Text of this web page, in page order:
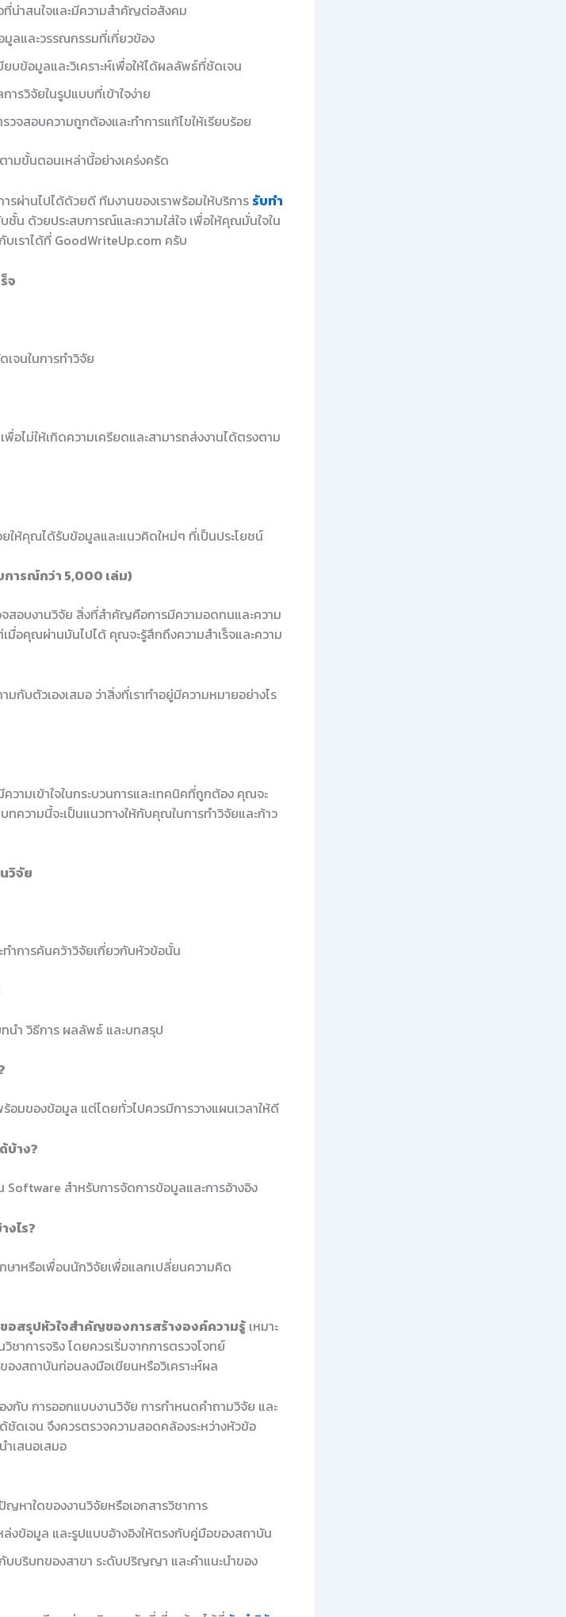
ที่น่าสนใจและมีความสำคัญต่อสังคม
มูลและวรรณกรรมที่เกี่ยวข้อง
ยบข้อมูลและวิเคราะห์เพื่อให้ได้ผลลัพธ์ที่ชัดเจน
ารวิจัยในรูปแบบที่เข้าใจง่าย
รวจสอบความถูกต้องและทำการแก้ไขให้เรียบร้อย
ามขั้นตอนเหล่านี้อย่างเคร่งครัด
ผ่านไปได้ด้วยดี ทีมงานของเราพร้อมให้บริการ รับทำ
ชั้น ด้วยประสบการณ์และความใส่ใจ เพื่อให้คุณมั่นใจใน
ราได้ที่ GoodWriteUp.com ครับ
จ
จนในการทำวิจัย
อไม่ให้เกิดความเครียดและสามารถส่งงานได้ตรงตาม
ให้คุณได้รับข้อมูลและแนวคิดใหม่ๆ ที่เป็นประโยชน์
ารณ์กว่า 5,000 เล่ม)
สอบงานวิจัย สิ่งที่สำคัญคือการมีความอดทนและความ
เมื่อคุณผ่านมันไปได้ คุณจะรู้สึกถึงความสำเร็จและความ
กับตัวเองเสมอ ว่าสิ่งที่เราทำอยู่มีความหมายอย่างไร
ามเข้าใจในกระบวนการและเทคนิคที่ถูกต้อง คุณจะ
ความนี้จะเป็นแนวทางให้กับคุณในการทำวิจัยและก้าว
วิจัย
ำการค้นคว้าวิจัยเกี่ยวกับหัวข้อนั้น
นำ วิธีการ ผลลัพธ์ และบทสรุป
มของข้อมูล แต่โดยทั่วไปควรมีการวางแผนเวลาให้ดี
บ้าง?
สำหรับการจัดการข้อมูลและการอ้างอิง
งไร?
ษาหรือเพื่อนนักวิจัยเพื่อแลกเปลี่ยนความคิด
อสรุปหัวใจสำคัญของการสร้างองค์ความรู้ เหมาะ
ชาการจริง โดยควรเริ่มจากการตรวจโจทย์
งสถาบันก่อนลงมือเขียนหรือวิเคราะห์ผล
กับ การออกแบบงานวิจัย การกำหนดคำถามวิจัย และ
ดเจน จึงควรตรวจความสอดคล้องระหว่างหัวข้อ
ำเสนอเสมอ
หาใดของงานวิจัยหรือเอกสารวิชาการ
งข้อมูล และรูปแบบอ้างอิงให้ตรงกับคู่มือของสถาบัน
บบริบทของสาขา ระดับปริญญา และคำแนะนำของ